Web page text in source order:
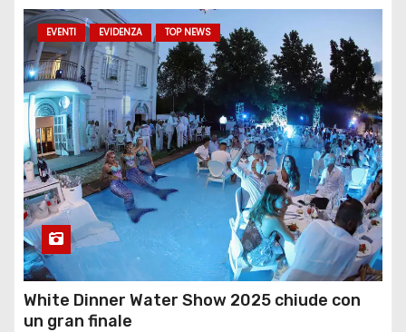
EVENTI EVIDENZA TOP NEWS
White Dinner Water Show 2025 chiude con
un gran finale